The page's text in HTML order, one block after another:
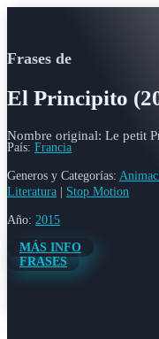
Frases de
El Principito
Nombre original: Le petit
País: Francia
Generos y Categorías:
Literatura
Stop Motion
Año: 2015
MÁS INFO
FRASES